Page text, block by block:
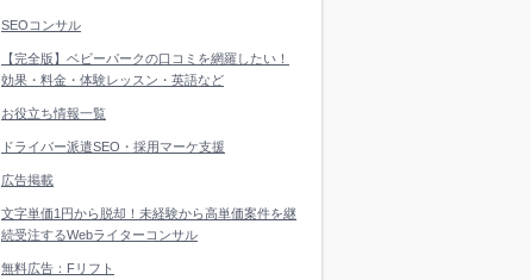
SEOコンサル
【完全版】ベビーパークの口コミを網羅したい！
効果・料金・体験レッスン・英語など
お役立ち情報一覧
ドライバー派遣SEO・採用マーケ支援
広告掲載
文字単価1円から脱却！未経験から高単価案件を継
続受注するWebライターコンサル
無料広告：Fリフト